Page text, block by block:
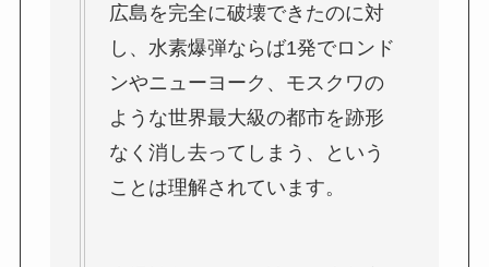
広島を完全に破壊できたのに対
し、水素爆弾ならば1発でロンド
ンやニューヨーク、モスクワの
ような世界最大級の都市を跡形
なく消し去ってしまう、という
ことは理解されています。